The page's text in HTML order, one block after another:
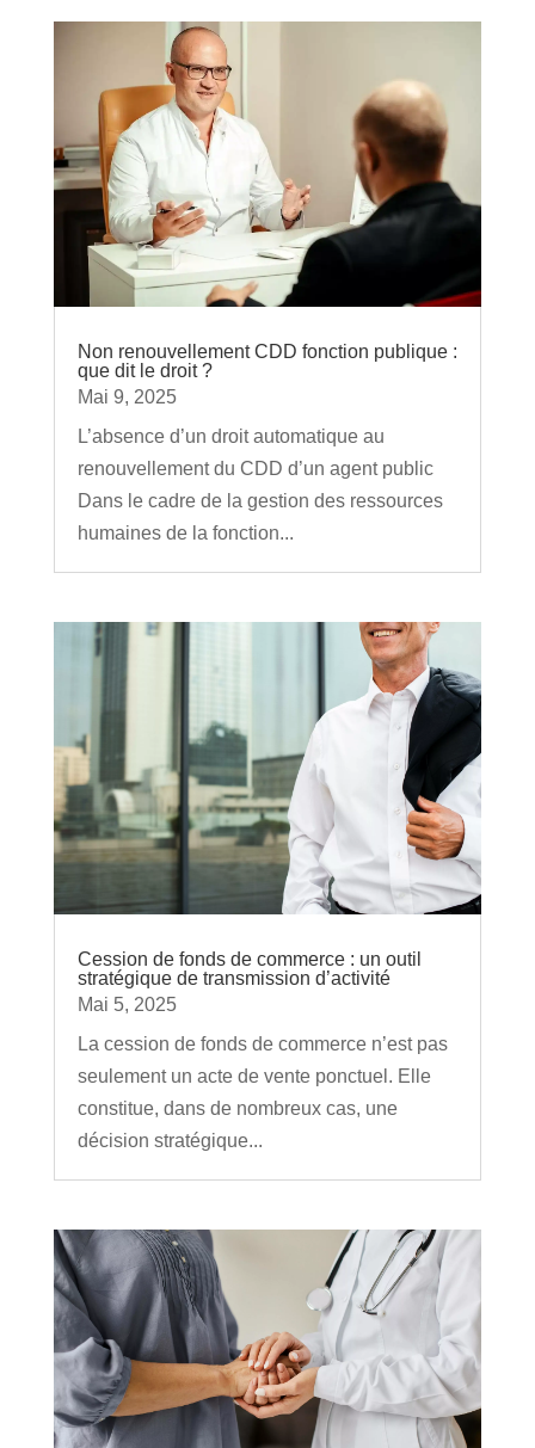
Non renouvellement CDD fonction publique :
que dit le droit ?
Mai 9, 2025
L’absence d’un droit automatique au
renouvellement du CDD d’un agent public
Dans le cadre de la gestion des ressources
humaines de la fonction...
Cession de fonds de commerce : un outil
stratégique de transmission d’activité
Mai 5, 2025
La cession de fonds de commerce n’est pas
seulement un acte de vente ponctuel. Elle
constitue, dans de nombreux cas, une
décision stratégique...